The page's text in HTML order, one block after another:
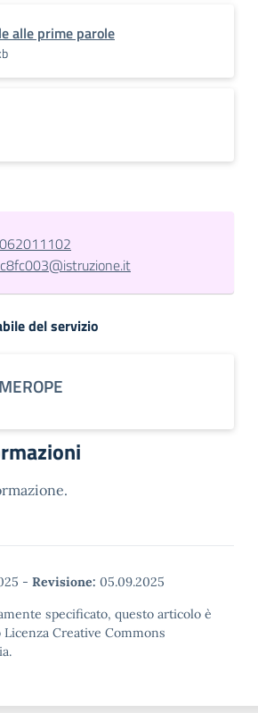
alle prime parole
062011102
del servizio
- Revisione: 05.09.2025
specificato, questo articolo è
Creative Commons